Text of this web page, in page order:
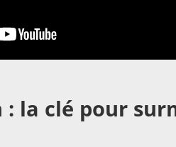
: la clé pour